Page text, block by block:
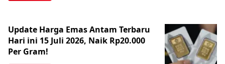
Update Harga Emas Antam Terbaru
Hari ini 15 Juli 2026, Naik Rp20.000
Per Gram!